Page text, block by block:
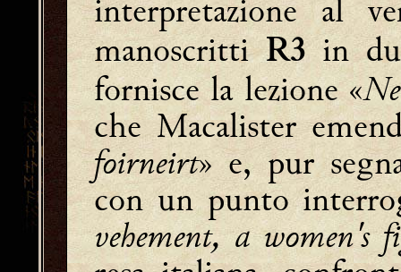
interpretazione al
manoscrittiR3in
fornisce la lezione «
che Macalister
foirneirt» e, pur
con un punto
vehement, a women's